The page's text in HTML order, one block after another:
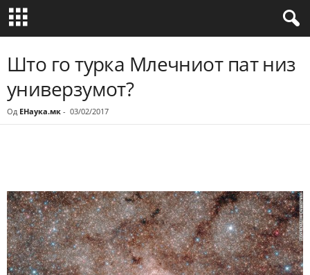
Што го турка Млечниот пат низ
универзумот?
Од ЕНаука.мк - 03/02/2017